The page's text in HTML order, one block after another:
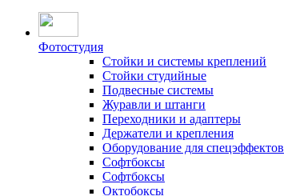
Фотостудия
Стойки и системы креплений
Стойки студийные
Подвесные системы
Журавли и штанги
Переходники и адаптеры
Держатели и крепления
Оборудование для спецэффектов
Софтбоксы
Софтбоксы
Октобоксы